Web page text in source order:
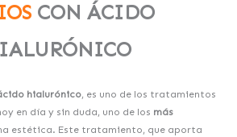
CON ÁCIDO
hialurónico, es uno de los tratamientos
en día y sin duda, uno de los más
estética. Este tratamiento, que aporta